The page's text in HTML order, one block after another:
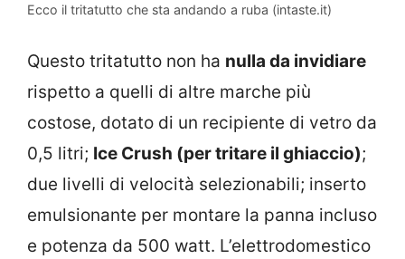
Ecco il tritatutto che sta andando a ruba (intaste.it)
Questo tritatutto non ha nulla da invidiare
rispetto a quelli di altre marche più
costose, dotato di un recipiente di vetro da
0,5 litri; Ice Crush (per tritare il ghiaccio);
due livelli di velocità selezionabili; inserto
emulsionante per montare la panna incluso
e potenza da 500 watt. L’elettrodomestico